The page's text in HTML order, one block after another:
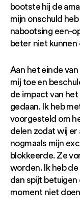
bootste hij de
mijn onschuld
nabootsing een-
beter niet kunnen
Aan het einde
mij toe en
de impact van
gedaan. Ik heb
voorgesteld om
delen zodat wij er
nogmaals mijn
blokkeerde. Ze
worden. Ik heb
dan spijt betuigen
moment niet